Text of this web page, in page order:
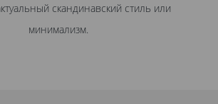
скандинавский стиль или
минимализм.